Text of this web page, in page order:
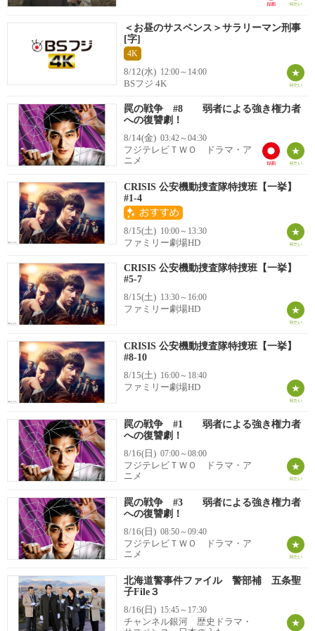
＜お昼のサスペンス＞サラリーマン刑事
[字]
4K
8/12(水) 12:00～14:00
BSフジ 4K
罠の戦争 #8 弱者による強き権力者
への復讐劇！
8/14(金) 03:42～04:30
フジテレビＴＷＯ ドラマ・ア
ニメ
CRISIS 公安機動捜査隊特捜班【一挙】
#1-4
8/15(土) 10:00～13:30
ファミリー劇場HD
CRISIS 公安機動捜査隊特捜班【一挙】
#5-7
8/15(土) 13:30～16:00
ファミリー劇場HD
CRISIS 公安機動捜査隊特捜班【一挙】
#8-10
8/15(土) 16:00～18:40
ファミリー劇場HD
罠の戦争 #1 弱者による強き権力者
への復讐劇！
8/16(日) 07:00～08:00
フジテレビＴＷＯ ドラマ・ア
ニメ
罠の戦争 #3 弱者による強き権力者
への復讐劇！
8/16(日) 08:50～09:40
フジテレビＴＷＯ ドラマ・ア
ニメ
北海道警事件ファイル 警部補 五条聖
子File３
8/16(日) 15:45～17:30
チャンネル銀河 歴史ドラマ・